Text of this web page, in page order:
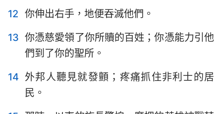
12 你伸出右手，地便吞滅他們。
13 你憑慈愛領了你所贖的百姓；你憑能力引他
們到了你的聖所。
14 外邦人聽見就發顫；疼痛抓住非利士的居
民。